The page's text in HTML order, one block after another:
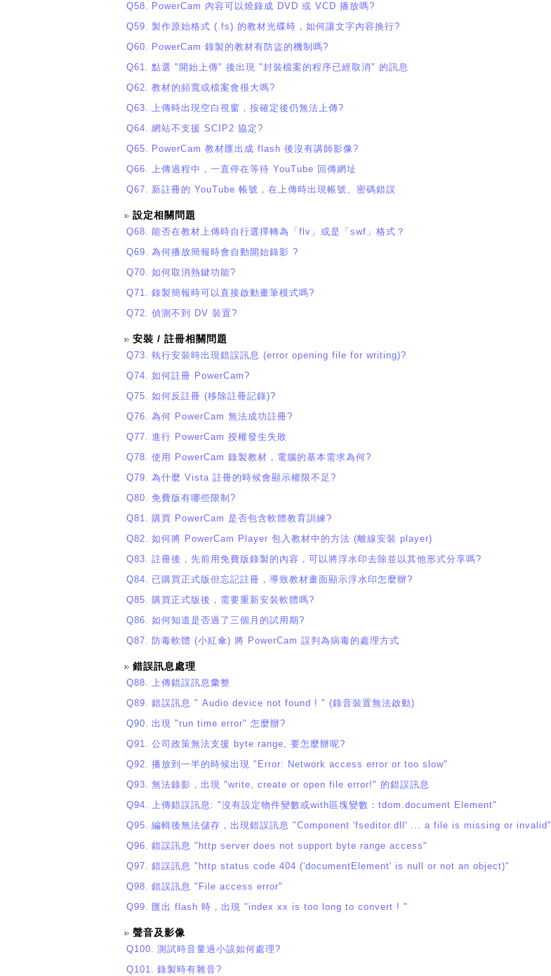
Q58. PowerCam 內容可以燒錄成 DVD 或 VCD 播放嗎?
Q59. 製作原始格式 (.fs) 的教材光碟時，如何讓文字內容換行?
Q60. PowerCam 錄製的教材有防盜的機制嗎?
Q61. 點選 "開始上傳" 後出現 "封裝檔案的程序已經取消" 的訊息
Q62. 教材的頻寬或檔案會很大嗎?
Q63. 上傳時出現空白視窗，按確定後仍無法上傳?
Q64. 網站不支援 SCIP2 協定?
Q65. PowerCam 教材匯出成 flash 後沒有講師影像?
Q66. 上傳過程中，一直停在等待 YouTube 回傳網址
Q67. 新註冊的 YouTube 帳號，在上傳時出現帳號、密碼錯誤
設定相關問題
Q68. 能否在教材上傳時自行選擇轉為「flv」或是「swf」格式？
Q69. 為何播放簡報時會自動開始錄影 ?
Q70. 如何取消熱鍵功能?
Q71. 錄製簡報時可以直接啟動畫筆模式嗎?
Q72. 偵測不到 DV 裝置?
安裝 / 註冊相關問題
Q73. 執行安裝時出現錯誤訊息 (error opening file for writing)?
Q74. 如何註冊 PowerCam?
Q75. 如何反註冊 (移除註冊記錄)?
Q76. 為何 PowerCam 無法成功註冊?
Q77. 進行 PowerCam 授權發生失敗
Q78. 使用 PowerCam 錄製教材，電腦的基本需求為何?
Q79. 為什麼 Vista 註冊的時候會顯示權限不足?
Q80. 免費版有哪些限制?
Q81. 購買 PowerCam 是否包含軟體教育訓練?
Q82. 如何將 PowerCam Player 包入教材中的方法 (離線安裝 player)
Q83. 註冊後，先前用免費版錄製的內容，可以將浮水印去除並以其他形式分享嗎?
Q84. 已購買正式版但忘記註冊，導致教材畫面顯示浮水印怎麼辦?
Q85. 購買正式版後，需要重新安裝軟體嗎?
Q86. 如何知道是否過了三個月的試用期?
Q87. 防毒軟體 (小紅傘) 將 PowerCam 誤判為病毒的處理方式
錯誤訊息處理
Q88. 上傳錯誤訊息彙整
Q89. 錯誤訊息 " Audio device not found ! " (錄音裝置無法啟動)
Q90. 出現 "run time error" 怎麼辦?
Q91. 公司政策無法支援 byte range, 要怎麼辦呢?
Q92. 播放到一半的時候出現 "Error: Network access error or too slow"
Q93. 無法錄影，出現 "write, create or open file error!" 的錯誤訊息
Q94. 上傳錯誤訊息: "沒有設定物件變數或with區塊變數：tdom.document Element"
Q95. 編輯後無法儲存，出現錯誤訊息 "Component 'fseditor.dll' ... a file is missing or invalid"
Q96. 錯誤訊息 "http server does not support byte range access"
Q97. 錯誤訊息 "http status code 404 ('documentElement' is null or not an object)"
Q98. 錯誤訊息 "File access error"
Q99. 匯出 flash 時，出現 "index xx is too long to convert ! "
聲音及影像
Q100. 測試時音量過小該如何處理?
Q101. 錄製時有雜音?